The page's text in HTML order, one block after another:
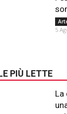
5
PIÙ LETTE
La